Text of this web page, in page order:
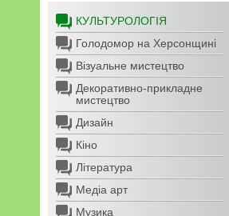
КУЛЬТУРОЛОГІЯ
Голодомор на Херсонщині
Візуальне мистецтво
Декоративно-прикладне
мистецтво
Дизайн
Кіно
Література
Медіа арт
Музика